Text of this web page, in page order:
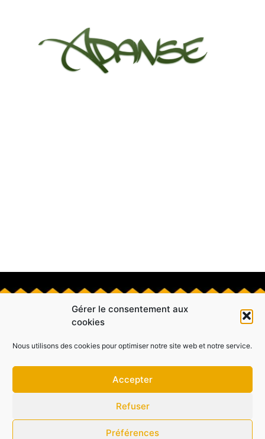
Gérer le consentement aux
cookies
Nous utilisons des cookies pour optimiser notre site web et notre service.
Accepter
Refuser
Préférences